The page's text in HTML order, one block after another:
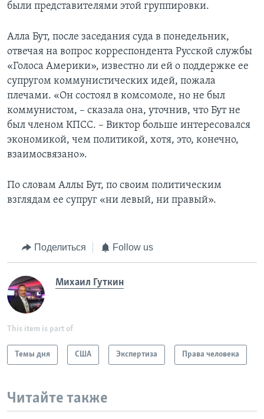
были представителями этой группировки.
Алла Бут, после заседания суда в понедельник,
отвечая на вопрос корреспондента Русской службы
«Голоса Америки», известно ли ей о поддержке ее
супругом коммунистических идей, пожала
плечами. «Он состоял в комсомоле, но не был
коммунистом, – сказала она, уточнив, что Бут не
был членом КПСС. – Виктор больше интересовался
экономикой, чем политикой, хотя, это, конечно,
взаимосвязано».
По словам Аллы Бут, по своим политическим
взглядам ее супруг «ни левый, ни правый».
Поделиться Follow us
Михаил Гуткин
This item is part of
Темы дня США Экспертиза Права человека
Читайте также